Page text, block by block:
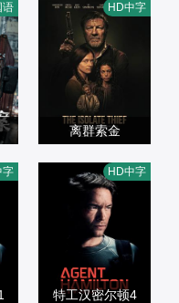
语
离群索金
什,乔·潘托里亚诺,
杰克·凯西,泰·辛普
金斯,麦肯吉·弗依,
马丁·桑斯梅耶,Ph
ilip·McDermott·Y
动作片
2026/美国
HD中字
字
特工汉密尔顿4
HD中字